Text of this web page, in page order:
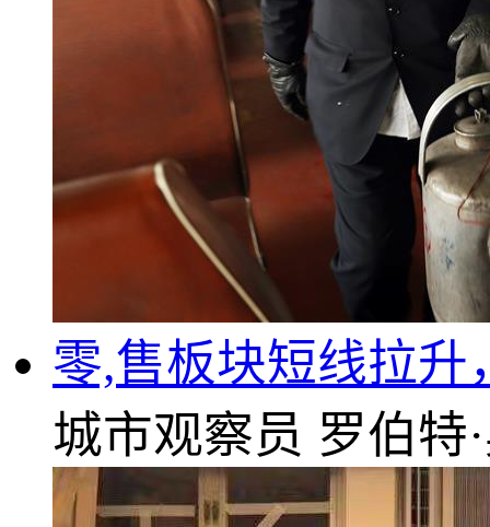
零,售板块短线拉升
城市观察员 罗伯特